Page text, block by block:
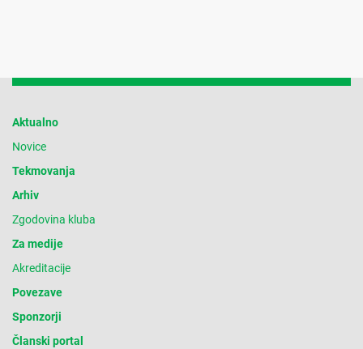
Aktualno
Novice
Tekmovanja
Arhiv
Zgodovina kluba
Za medije
Akreditacije
Povezave
Sponzorji
Članski portal